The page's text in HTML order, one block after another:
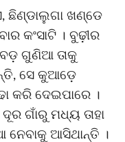
ଛିଣ୍ଡାଲୁଗା ଖଣ୍ଡେ
କଂସାଟି । ବୁଢ଼ୀର
ବଡ଼ ଗୁଣିଆ ତାକୁ
ସେ କୁଆଡ଼େ
କରି ଦେଇପାରେ ।
ଗାଁରୁ ମଧ୍ୟ ତାହା
ନେବାକୁ ଆସିଥାନ୍ତି ।